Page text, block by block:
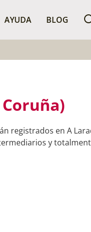
AYUDA BLOG
BUSCAR
registrados en A
y